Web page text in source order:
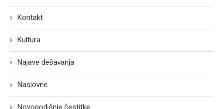
Kontakt
Kultura
Najave dešavanja
Naslovne
Novogodišnje čestitke